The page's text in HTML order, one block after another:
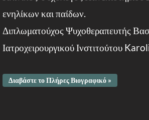
ενηλίκων και παίδων.
Διπλωματούχος Ψυχοθεραπευτής
Ιατροχειρουργικού Ινστιτούτου
Διαβάστε το Πλήρες Βιογραφικό »